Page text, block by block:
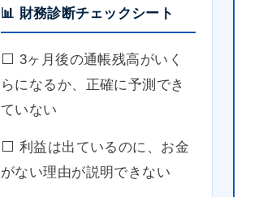
📊 財務診断チェックシート
⬜️ 3ヶ月後の通帳残高がいく
らになるか、正確に予測でき
ていない
⬜️ 利益は出ているのに、お金
がない理由が説明できない